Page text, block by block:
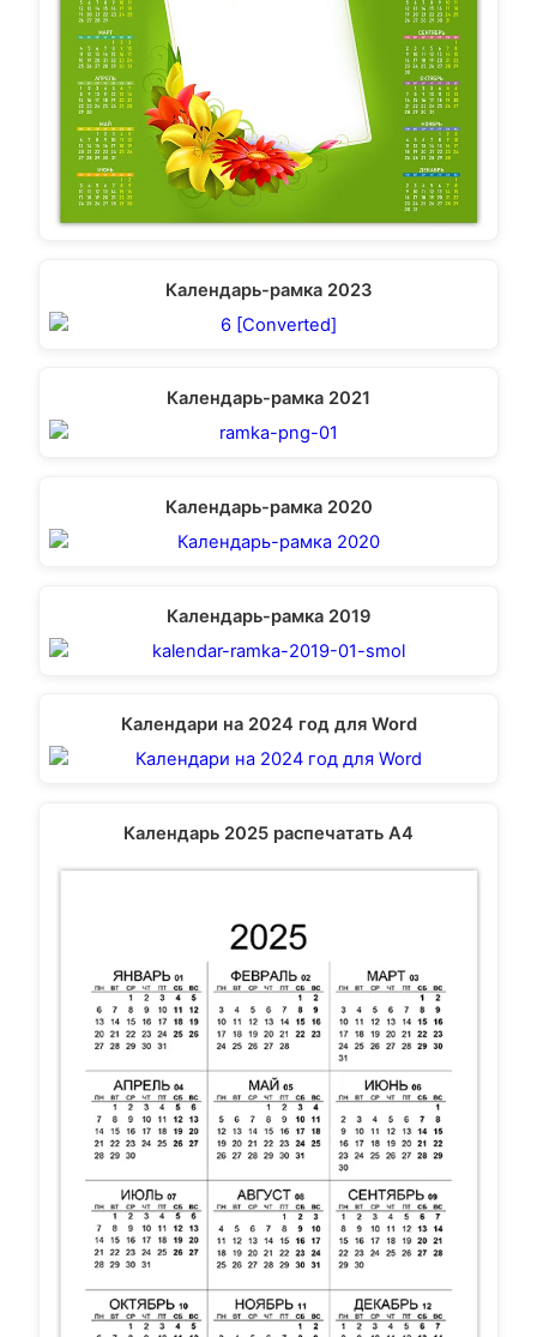
Календарь-рамка 2023
Календарь-рамка 2021
Календарь-рамка 2020
Календарь-рамка 2019
Календари на 2024 год для Word
Календарь 2025 распечатать А4